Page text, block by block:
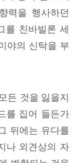
력을 행사하던
를 친바빌론 세
야의 신탁을 부
든 것을 잃을지
를 집어 들든가
뒤에는 유다를
나 외견상의 자